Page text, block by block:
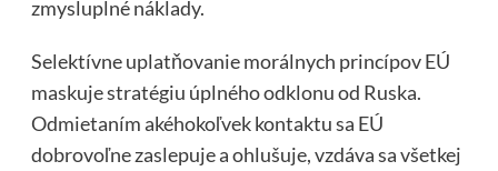
zmysluplné náklady.
Selektívne uplatňovanie morálnych princípov EÚ
maskuje stratégiu úplného odklonu od Ruska.
Odmietaním akéhokoľvek kontaktu sa EÚ
dobrovoľne zaslepuje a ohlušuje, vzdáva sa všetkej